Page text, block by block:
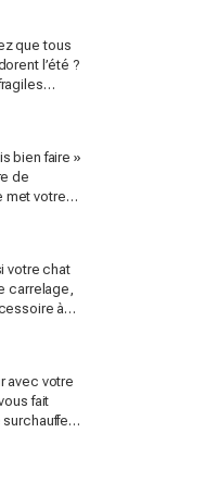
les
que tous
l’été ?
sans ces
bien faire »
de
met votre
maîtres
votre chat
carrelage,
à
coin
avec votre
fait